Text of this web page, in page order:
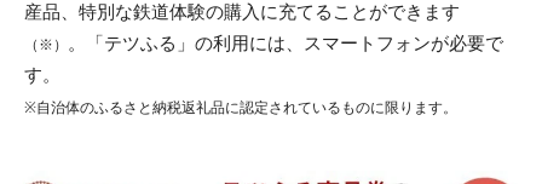
産品、特別な鉄道体験の購入に充てることができます
（※）
。「テツふる」の利用には、スマートフォンが必要で
す。
※自治体のふるさと納税返礼品に認定されているものに限ります。